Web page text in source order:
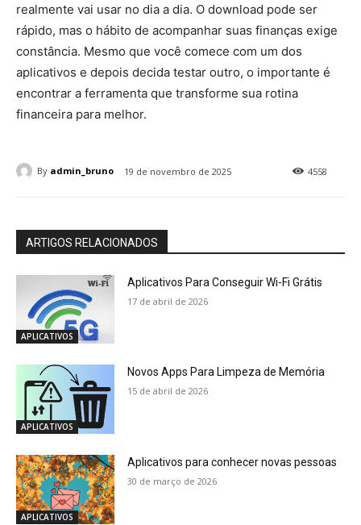
realmente vai usar no dia a dia. O download pode ser
rápido, mas o hábito de acompanhar suas finanças exige
constância. Mesmo que você comece com um dos
aplicativos e depois decida testar outro, o importante é
encontrar a ferramenta que transforme sua rotina
financeira para melhor.
4558
By admin_bruno 19 de novembro de 2025
ARTIGOS RELACIONADOS
APLICATIVOS
Aplicativos Para Conseguir Wi-Fi Grátis
17 de abril de 2026
APLICATIVOS
Novos Apps Para Limpeza de Memória
15 de abril de 2026
APLICATIVOS
Aplicativos para conhecer novas pessoas
30 de março de 2026